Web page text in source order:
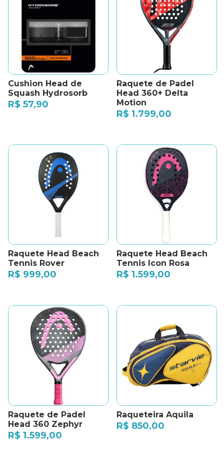
Cushion Head de
Squash Hydrosorb
R$ 57,90
Raquete de Padel
Head 360+ Delta
Motion
R$ 1.799,00
Raquete Head Beach
Tennis Rover
R$ 999,00
Raquete Head Beach
Tennis Icon Rosa
R$ 1.599,00
Raquete de Padel
Head 360 Zephyr
R$ 1.599,00
Raqueteira Aquila
R$ 850,00